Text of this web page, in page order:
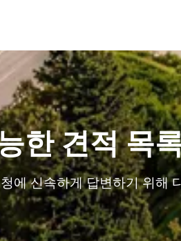
한 견적 목
에 신속하게 답변하기 위해